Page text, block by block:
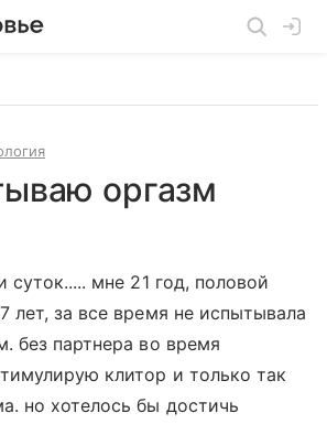
оргазм
суток..... мне 21 год, половой
лет, за все время не испытывала
без партнера во время
клитор и только так
но хотелось бы достичь